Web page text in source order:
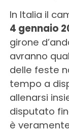
In Italia il
4 gennaio
girone
avranno
delle feste
tempo a
allenarsi
disputato
è